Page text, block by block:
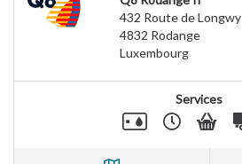
432 Route de Longwy
4832 Rodange
Luxembourg
Services